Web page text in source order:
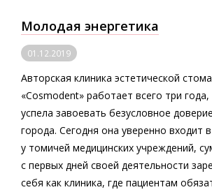
Молодая энергетика
01.12.2019
Авторская клиника эстетической
«Cosmodent» работает всего три
успела завоевать безусловное
города. Сегодня она уверенно входит
у томичей медицинских учреждений,
с первых дней своей деятельности
себя как клиника, где пациентам